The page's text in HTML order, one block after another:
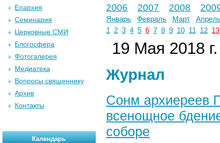
2006 2007 2008
Январь Февраль Март
1
2 3 4 5 6 7 8 9 10 11 12 13
19 Мая 2018 г.
Журнал
Сонм архиереев
всенощное
соборе
Епархия
Семинария
Церковные СМИ
Блогосфера
Фотогалерея
Медиатека
Вопросы священнику
Архив
Контакты
Календарь